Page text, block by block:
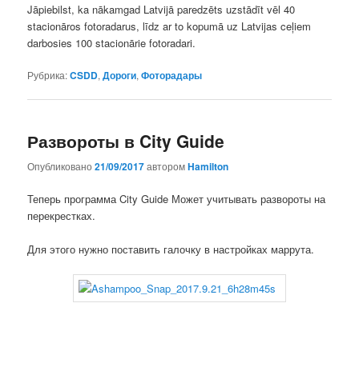
Jāpiebilst, ka nākamgad Latvijā paredzēts uzstādīt vēl 40
stacionāros fotoradarus, līdz ar to kopumā uz Latvijas ceļiem
darbosies 100 stacionārie fotoradari.
Рубрика:CSDD,Дороги,Фоторадары
Развороты в City Guide
Опубликовано21/09/2017авторомHamilton
Теперь программа City Guide Может учитывать развороты на
перекрестках.
Для этого нужно поставить галочку в настройках маррута.